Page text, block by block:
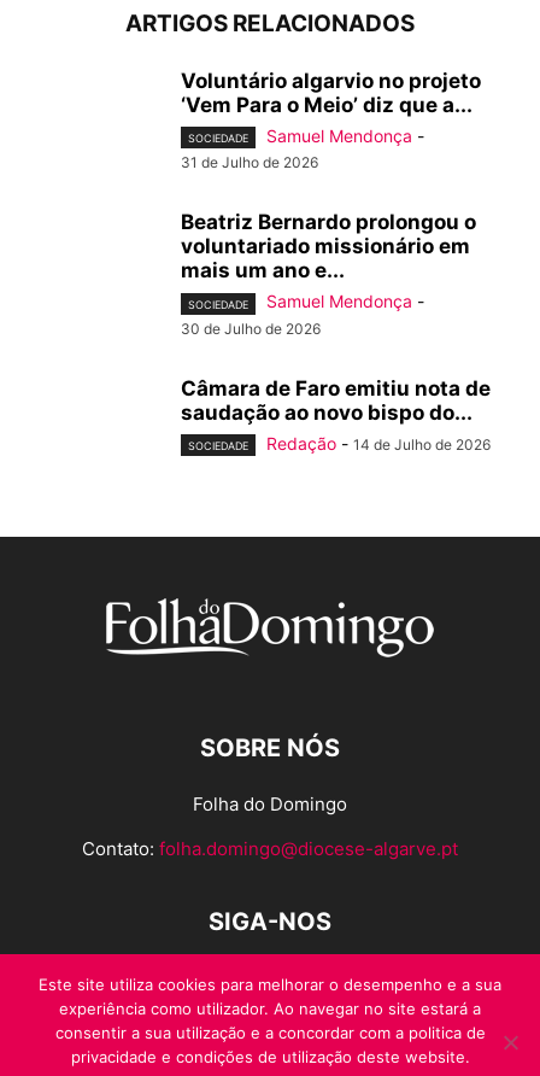
ARTIGOS RELACIONADOS
Voluntário algarvio no projeto
‘Vem Para o Meio’ diz que a...
SOCIEDADE Samuel Mendonça -
31 de Julho de 2026
Beatriz Bernardo prolongou o
voluntariado missionário em
mais um ano e...
SOCIEDADE Samuel Mendonça -
30 de Julho de 2026
Câmara de Faro emitiu nota de
saudação ao novo bispo do...
SOCIEDADE Redação - 14 de Julho de 2026
SOBRE NÓS
Folha do Domingo
Contato: folha.domingo@diocese-algarve.pt
SIGA-NOS
Este site utiliza cookies para melhorar o desempenho e a sua
experiência como utilizador. Ao navegar no site estará a
consentir a sua utilização e a concordar com a politica de
privacidade e condições de utilização deste website.